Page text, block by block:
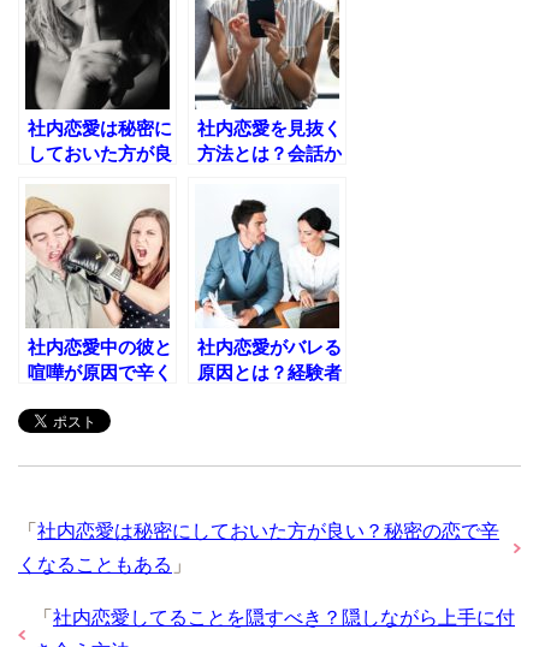
社内恋愛は秘密に
しておいた方が良
くなることもある
社内恋愛を見抜く
方法とは？会話か
社内恋愛中の彼と
喧嘩が原因で辛く
きの対処法
社内恋愛がバレる
原因とは？経験者
「 社内恋愛は秘密にしておいた方が良い？秘密の恋で辛
くなることもある 」
「 社内恋愛してることを隠すべき？隠しながら上手に付